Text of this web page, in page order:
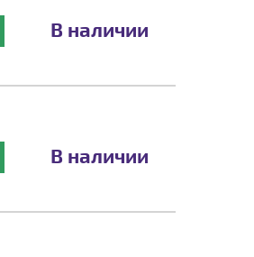
В наличии
В наличии